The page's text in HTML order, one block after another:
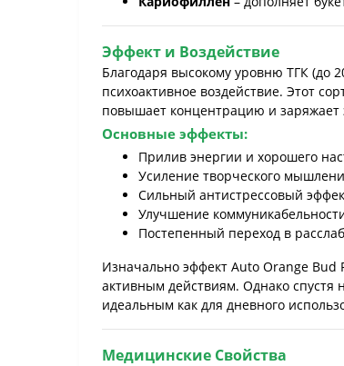
Эффект и Воздействие
Благодаря высокому уровню ТГК (до
психоактивное воздействие. Этот
повышает концентрацию и заряжает
Основные эффекты:
Прилив энергии и хорошего
Усиление творческого
Сильный антистрессовый
Улучшение
Постепенный переход в
Изначально эффект Auto Orange Bud
активным действиям. Однако спустя
идеальным как для дневного
Медицинские Свойства